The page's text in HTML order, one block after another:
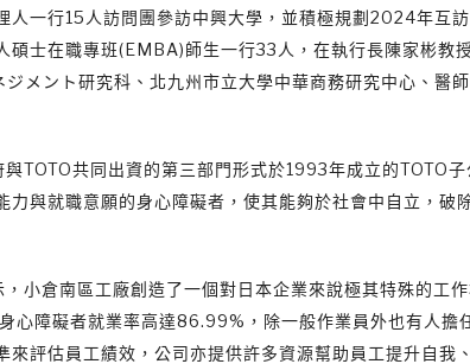
人一行15人訪問團參訪中興大學，並積極規劃2024年互
碩士在職專班(EMBA)師生一行33人，在執行長陳家彬教
メント研究科、北九州市立大學中華商務研究中心、醫
TOTO共同出資的第三部門形式於1993年成立的TOTO
與就職意願的身心障礙者，使其能夠於社會中自立，破
小倉南區工廠創造了一個對日本企業來說極其特殊的工
心障礙者就業率高達86.99%，除一般作業員外也有人擔
評估員工績效，公司亦提供許多資源幫助員工提升自我